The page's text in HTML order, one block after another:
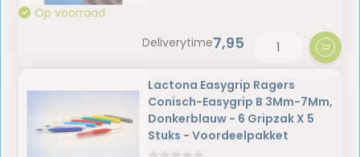
Op voorraad
Deliverytime7,95
Lactona Easygrip Ragers
Conisch-Easygrip B 3Mm-7Mm,
Donkerblauw - 6 Gripzak X 5
Stuks - Voordeelpakket